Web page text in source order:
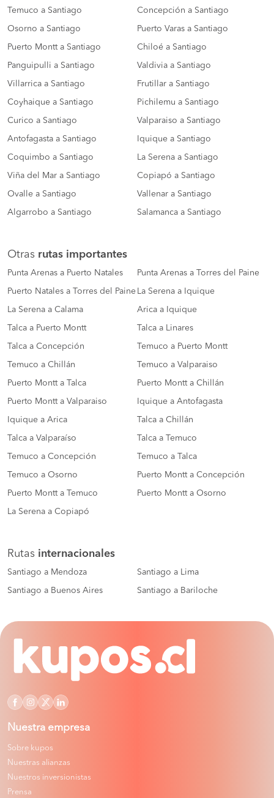
Temuco a Santiago Concepción a Santiago
Osorno a Santiago Puerto Varas a Santiago
Puerto Montt a Santiago Chiloé a Santiago
Panguipulli a Santiago Valdivia a Santiago
Villarrica a Santiago Frutillar a Santiago
Coyhaique a Santiago Pichilemu a Santiago
Curico a Santiago Valparaiso a Santiago
Antofagasta a Santiago Iquique a Santiago
Coquimbo a Santiago La Serena a Santiago
Viña del Mar a Santiago Copiapó a Santiago
Ovalle a Santiago Vallenar a Santiago
Algarrobo a Santiago Salamanca a Santiago
Otras rutas importantes
Punta Arenas a Puerto Natales Punta Arenas a Torres del Paine
Puerto Natales a Torres del Paine La Serena a Iquique
La Serena a Calama Arica a Iquique
Talca a Puerto Montt Talca a Linares
Talca a Concepción Temuco a Puerto Montt
Temuco a Chillán Temuco a Valparaiso
Puerto Montt a Talca Puerto Montt a Chillán
Puerto Montt a Valparaiso Iquique a Antofagasta
Iquique a Arica Talca a Chillán
Talca a Valparaíso Talca a Temuco
Temuco a Concepción Temuco a Talca
Temuco a Osorno Puerto Montt a Concepción
Puerto Montt a Temuco Puerto Montt a Osorno
La Serena a Copiapó
Rutas internacionales
Santiago a Mendoza Santiago a Lima
Santiago a Buenos Aires Santiago a Bariloche
Nuestra empresa
Sobre kupos
Nuestras alianzas
Nuestros inversionistas
Prensa